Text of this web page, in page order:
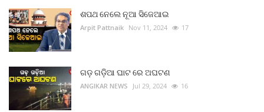
ଖେଳ ଖବର
ରାଜ୍ୟ
ଗଳ୍ପ ଓ କବିତା
ଶପଥ ନେଲେ ନୂଆ ସିଜେଆଇ
Arpit Pattnaik Nov 11, 2024 17
ଗଡ଼ ଗଡ଼ିଆ ଘାଟ ରେ ଅଘଟଣ
ANGIKAR NEWS Jul 29, 2024 16